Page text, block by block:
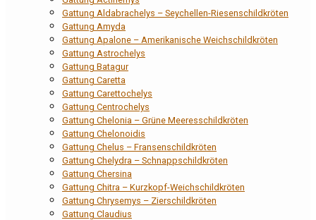
Gattung Aldabrachelys – Seychellen-Riesenschildkröten
Gattung Amyda
Gattung Apalone – Amerikanische Weichschildkröten
Gattung Astrochelys
Gattung Batagur
Gattung Caretta
Gattung Carettochelys
Gattung Centrochelys
Gattung Chelonia – Grüne Meeresschildkröten
Gattung Chelonoidis
Gattung Chelus – Fransenschildkröten
Gattung Chelydra – Schnappschildkröten
Gattung Chersina
Gattung Chitra – Kurzkopf-Weichschildkröten
Gattung Chrysemys – Zierschildkröten
Gattung Claudius